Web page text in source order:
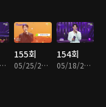
• 1시간 17분
155회
05/25/2026 • 1시간 14분
154회
05/18/2026 • 1시간 20분